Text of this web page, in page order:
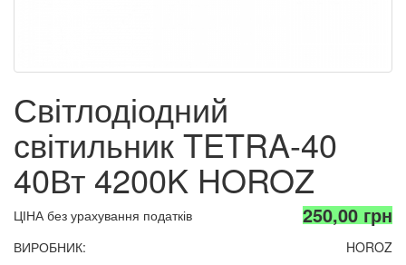
Світлодіодний
світильник TETRA-40
40Вт 4200K HOROZ
ЦІНА без урахування податків 250,00 грн
ВИРОБНИК:
HOROZ